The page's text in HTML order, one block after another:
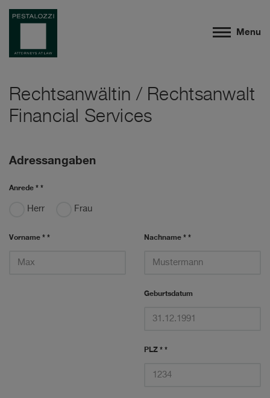
Menu
Rechtsanwältin / Rechtsanwalt
Financial Services
Adressangaben
Anrede * *
Herr Frau
Vorname * * Nachname * *
Geburtsdatum
PLZ * *